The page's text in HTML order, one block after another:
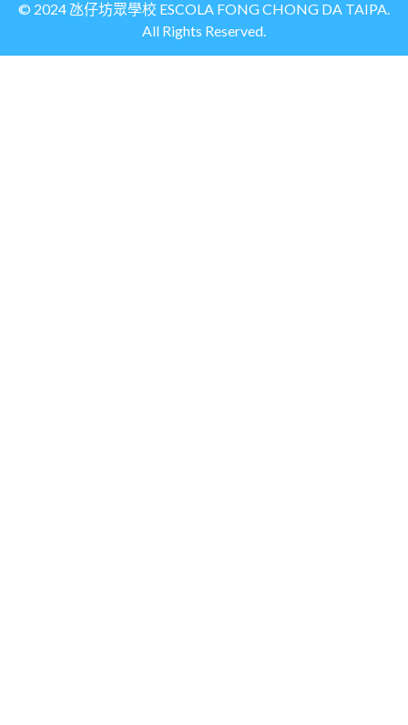
© 2024 氹仔坊眾學校 ESCOLA FONG CHONG DA TAIPA.
All Rights Reserved.